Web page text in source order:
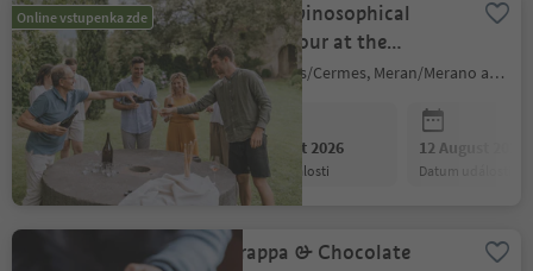
Online vstupenka zde
Weekly vinosophical
guided tour at the
Kränzelhof
Tscherms/Cermes, Meran/Merano and environs
10 August 2026
datum události
12 August 2026
datum události
Grappa & Chocolate